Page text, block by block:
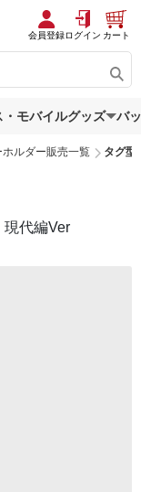
会員登録ログイン カート
・モバイルグッズ バ
ホルダー販売一覧 タグ
代編Ver